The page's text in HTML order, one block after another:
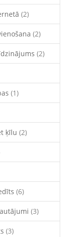
(2)
(2)
(2)
(1)
ķīlu (2)
(6)
(3)
(3)